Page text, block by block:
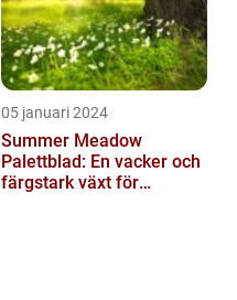
05 januari 2024
Summer Meadow
Palettblad: En vacker och
färgstark växt för